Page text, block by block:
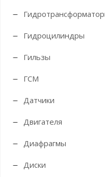
Гидроцилиндры
Гильзы
ГСМ
Датчики
Двигателя
Диафрагмы
Диски